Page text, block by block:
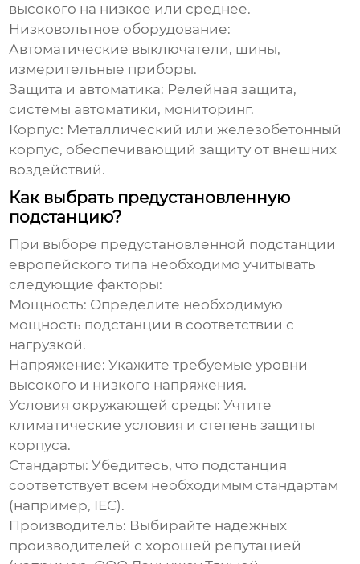
высокого на низкое или среднее.
Низковольтное оборудование:
Автоматические выключатели, шины,
измерительные приборы.
Защита и автоматика: Релейная защита,
системы автоматики, мониторинг.
Корпус: Металлический или железобетонный
корпус, обеспечивающий защиту от внешних
воздействий.
Как выбрать предустановленную
подстанцию?
При выборе предустановленной подстанции
европейского типа необходимо учитывать
следующие факторы:
Мощность: Определите необходимую
мощность подстанции в соответствии с
нагрузкой.
Напряжение: Укажите требуемые уровни
высокого и низкого напряжения.
Условия окружающей среды: Учтите
климатические условия и степень защиты
корпуса.
Стандарты: Убедитесь, что подстанция
соответствует всем необходимым стандартам
(например, IEC).
Производитель: Выбирайте надежных
производителей с хорошей репутацией